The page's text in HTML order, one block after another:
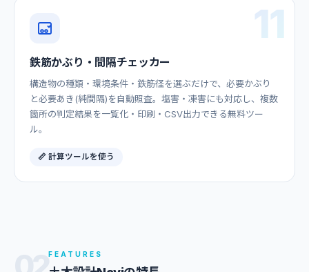
11
鉄筋かぶり・間隔チェッカー
構造物の種類・環境条件・鉄筋径を選ぶだけで、必要かぶり
と必要あき(純間隔)を自動照査。塩害・凍害にも対応し、複数
箇所の判定結果を一覧化・印刷・CSV出力できる無料ツー
ル。
📏 計算ツールを使う
FEATURES